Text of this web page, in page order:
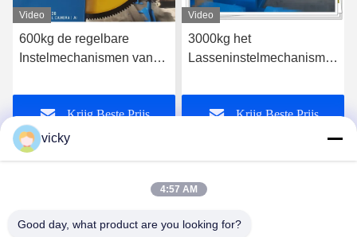
Video
600kg de regelbare
Instelmechanismen van
Kakenklem
Krijg Beste Prijs
Video
3000kg het
Lasseninstelmechanisme
standbenchtop voor het
Lassen van de Pijpflens
Krijg Beste Prijs
WUXI RONNIEWELL MACHINERY
vicky
4:57 AM
Good day, what product are you looking for?